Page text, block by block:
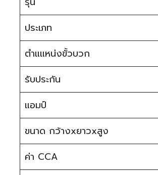
ประเภท
ตำแแหน่งขั้วบวก
รับประกัน
แอมป์
ขนาด กว้างxยาวxสูง
ค่า CCA